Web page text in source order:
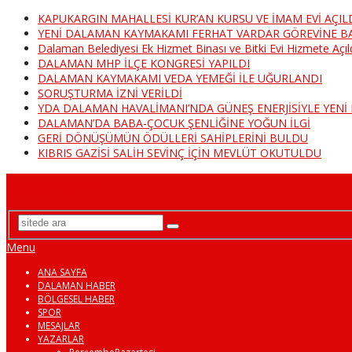
KAPUKARGIN MAHALLESİ KUR’AN KURSU VE İMAM EVİ
YENİ DALAMAN KAYMAKAMI FERHAT VARDAR GÖREVİNE
Dalaman Belediyesi Ek Hizmet Binası ve Bitki Evi Hizmete
DALAMAN MHP İLÇE KONGRESİ YAPILDI
DALAMAN KAYMAKAMI VEDA YEMEĞİ İLE UĞURLANDI
SORUŞTURMA İZNİ VERİLDİ
YDA DALAMAN HAVALİMANI’NDA GÜNEŞ ENERJİSİYLE
DALAMAN’DA BABA-ÇOCUK ŞENLİĞİNE YOĞUN İLGİ
GERİ DÖNÜŞÜMÜN ÖDÜLLERİ SAHİPLERİNİ BULDU
KIBRIS GAZİSİ SALİH SEVİNÇ İÇİN MEVLÜT OKUTULDU
Menu
ANA SAYFA
DALAMAN HABER
BÖLGESEL HABER
SPOR
MESAJLAR
YAZARLAR